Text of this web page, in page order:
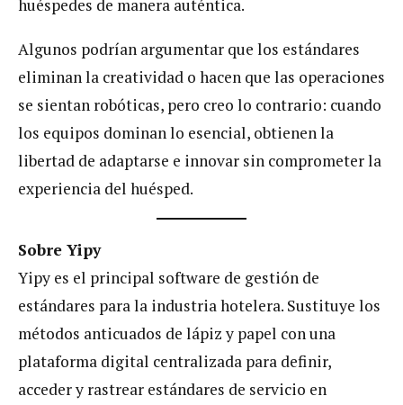
huéspedes de manera auténtica.
Algunos podrían argumentar que los estándares
eliminan la creatividad o hacen que las operaciones
se sientan robóticas, pero creo lo contrario: cuando
los equipos dominan lo esencial, obtienen la
libertad de adaptarse e innovar sin comprometer la
experiencia del huésped.
Sobre Yipy
Yipy es el principal software de gestión de
estándares para la industria hotelera. Sustituye los
métodos anticuados de lápiz y papel con una
plataforma digital centralizada para definir,
acceder y rastrear estándares de servicio en